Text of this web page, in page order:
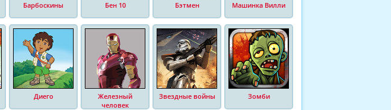
Барбоскины Бен 10 Бэтмен Машинка Вилли
Диего
Железный
человек
Звездные войны Зомби